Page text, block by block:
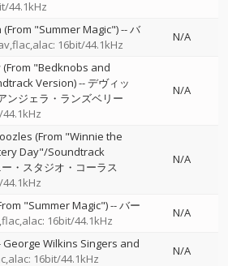
44.1kHz
"Summer Magic")--バ
16bit/44.1kHz
N/A
"Bedknobs and
Version)--デヴィッ
ンジェラ・ランズベリー
N/A
(From "Winnie the
Day"/Soundtrack
・スタジオ・コーラス
N/A
"Summer Magic")--バー
16bit/44.1kHz
N/A
George Wilkins Singers and
16bit/44.1kHz
N/A